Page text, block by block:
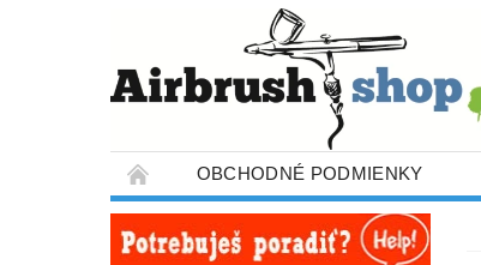
OBCHODNÉ PODMIENKY